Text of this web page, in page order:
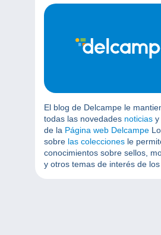
El blog de Delcampe le
todas las novedades noticias y
de la Página web Delcampe
sobre las colecciones le
conocimientos sobre sellos,
y otros temas de interés de los